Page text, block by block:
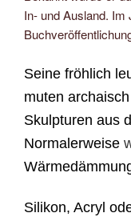
In- und Ausland. Im
Seine fröhlich
muten
Skulpturen aus
Normalerweise
Silikon, Acryl